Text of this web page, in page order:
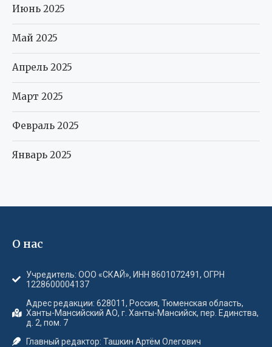
Июнь 2025
Май 2025
Апрель 2025
Март 2025
Февраль 2025
Январь 2025
О нас
Учредитель: ООО «СКАЙ», ИНН 8601072491, ОГРН
1228600004137
Адрес редакции: 628011, Россия, Тюменская область,
Ханты-Мансийский АО, г. Ханты-Мансийск, пер. Единства,
д. 2, пом. 7
Главный редактор: Ташкин Артём Олегович